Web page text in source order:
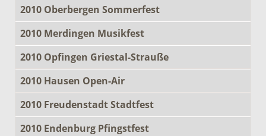
2010 Oberbergen Sommerfest
2010 Merdingen Musikfest
2010 Opfingen Griestal-Strauße
2010 Hausen Open-Air
2010 Freudenstadt Stadtfest
2010 Endenburg Pfingstfest